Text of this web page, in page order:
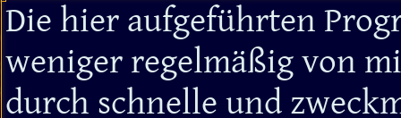
Die hier aufgeführten
weniger regelmäßig von
durch schnelle und